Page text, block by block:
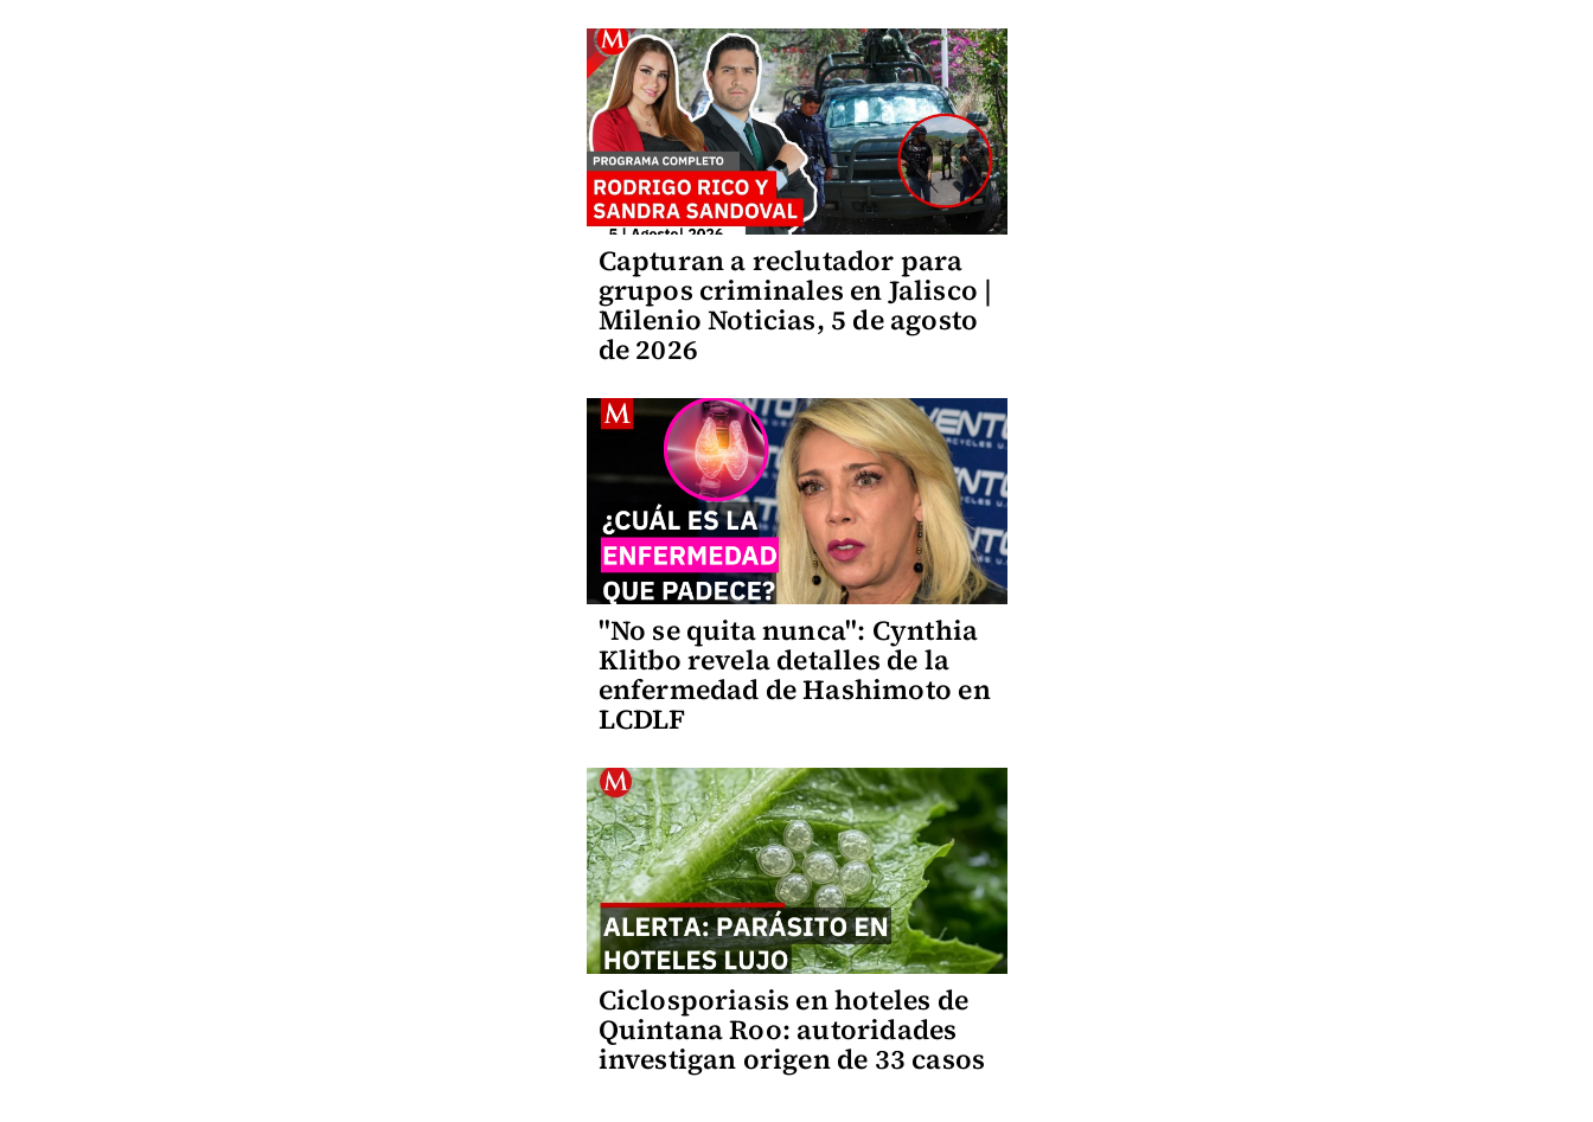
Capturan a reclutador para
grupos criminales en Jalisco |
Milenio Noticias, 5 de agosto
de 2026
"No se quita nunca": Cynthia
Klitbo revela detalles de la
enfermedad de Hashimoto en
LCDLF
Ciclosporiasis en hoteles de
Quintana Roo: autoridades
investigan origen de 33 casos